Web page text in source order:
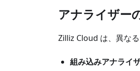
アナライザー
Zilliz Cloud は、異な
組み込みアナライ